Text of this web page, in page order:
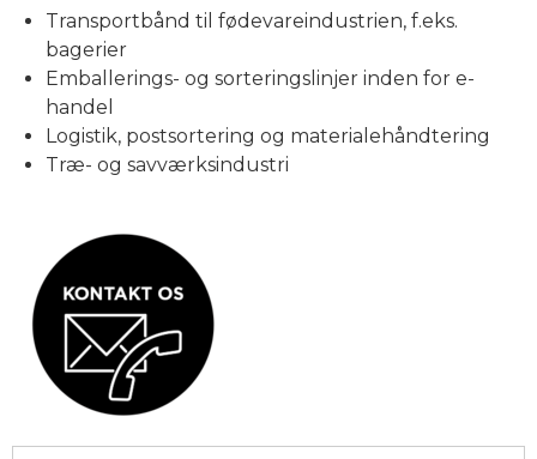
Transportbånd til fødevareindustrien, f.eks.
bagerier
Emballerings- og sorteringslinjer inden for e-
handel
Logistik, postsortering og materialehåndtering
Træ- og savværksindustri